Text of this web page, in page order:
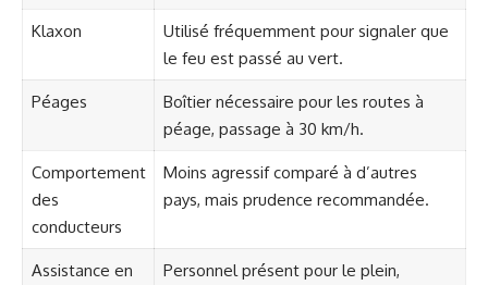
Klaxon
Utilisé fréquemment pour signaler que
le feu est passé au vert.
Péages
Boîtier nécessaire pour les routes à
péage, passage à 30 km/h.
Comportement
des
conducteurs
Moins agressif comparé à d’autres
pays, mais prudence recommandée.
Assistance en
Personnel présent pour le plein,